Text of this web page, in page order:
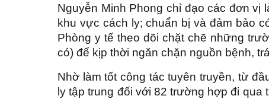
Nguyễn Minh Phong chỉ đạo các đơn vị
khu vực cách ly; chuẩn bị và đảm bảo
Phòng y tế theo dõi chặt chẽ những
có) để kịp thời ngăn chặn nguồn bệnh,
Nhờ làm tốt công tác tuyên truyền, từ
ly tập trung đối với 82 trường hợp đi